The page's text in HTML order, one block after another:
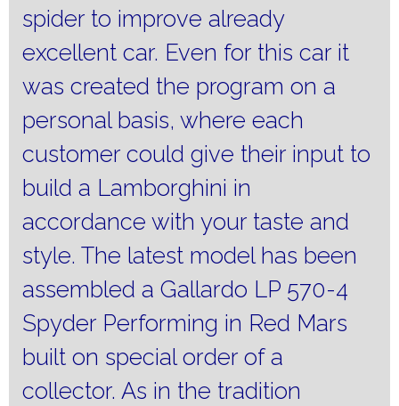
spider to improve already
excellent car. Even for this car it
was created the program on a
personal basis, where each
customer could give their input to
build a Lamborghini in
accordance with your taste and
style. The latest model has been
assembled a Gallardo LP 570-4
Spyder Performing in Red Mars
built on special order of a
collector. As in the tradition